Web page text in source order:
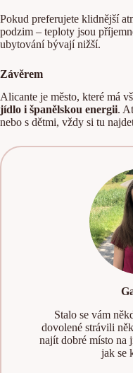
Pokud preferujete klidnější
podzim – teploty jsou
ubytování bývají nižší.
Závěrem
Alicante je město, které má
jídlo i španělskou energii.
nebo s dětmi, vždy si tu
Stalo se vám
dovolené strávili
najít dobré místo na
jak se